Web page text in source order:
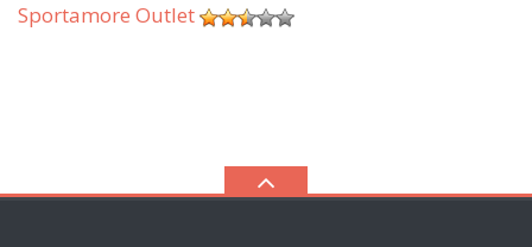
Sportamore Outlet